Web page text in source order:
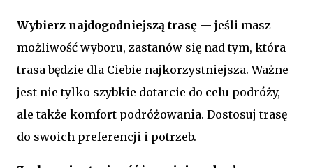
Wybierz najdogodniejszą trasę — jeśli masz
możliwość wyboru, zastanów się nad tym, która
trasa będzie dla Ciebie najkorzystniejsza. Ważne
jest nie tylko szybkie dotarcie do celu podróży,
ale także komfort podróżowania. Dostosuj trasę
do swoich preferencji i potrzeb.